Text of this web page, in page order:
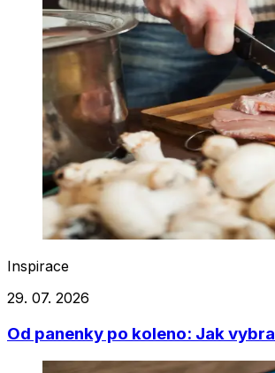
Inspirace
29. 07. 2026
Od panenky po koleno: Jak